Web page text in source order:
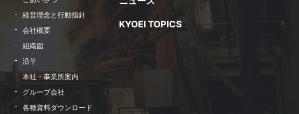
経営理念と行動指針
会社概要
組織図
沿革
本社・事業所案内
グループ会社
各種資料ダウンロード
KYOEI TOPICS